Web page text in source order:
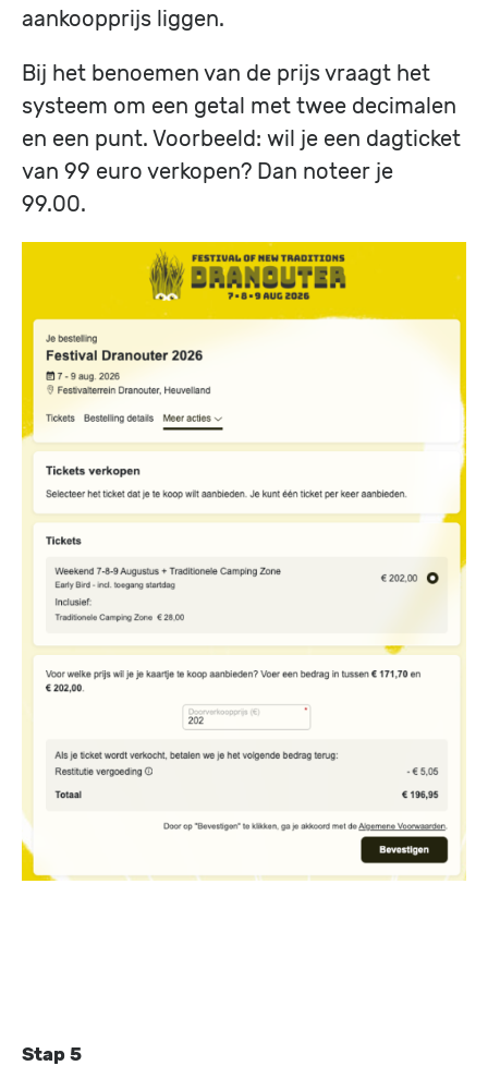
aankoopprijs liggen.
Bij het benoemen van de prijs vraagt het
systeem om een getal met twee decimalen
en een punt. Voorbeeld: wil je een dagticket
van 99 euro verkopen? Dan noteer je
99.00.
Stap 5